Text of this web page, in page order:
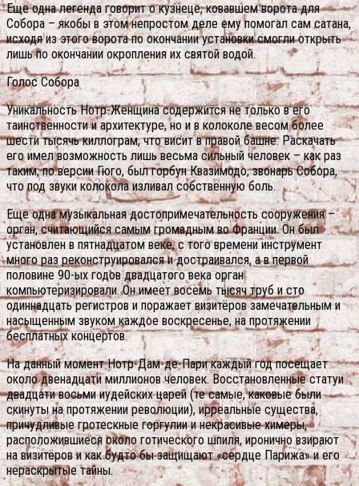
Еще одна легенда говорит о кузнеце, ковавшем ворота для
Собора – якобы в этом непростом деле ему помогал сам сатана,
исходя из этого ворота по окончании установки смогли открыть
лишь по окончании окропления их святой водой.
Голос Собора
Уникальность Нотр-Женщина содержится не только в его
таинственности и архитектуре, но и в колоколе весом более
шести тысячь киллограм, что висит в правой башне. Раскачать
его имел возможность лишь весьма сильный человек – как раз
таким, по версии Гюго, был горбун Квазимодо, звонарь Собора,
что под звуки колокола изливал собственную боль.
Еще одна музыкальная достопримечательность сооружения –
орган, считающийся самым громадным во Франции. Он был
установлен в пятнадцатом веке, с того времени инструмент
много раз реконструировался и достраивался, а в первой
половине 90-ых годов двадцатого века орган
компьютеризировали. Он имеет восемь тысяч труб и сто
одиннадцать регистров и поражает визитёров замечательным и
насыщенным звуком каждое воскресенье, на протяжении
бесплатных концертов.
На данный момент Нотр-Дам-де-Пари каждый год посещает
около двенадцати миллионов человек. Восстановленные статуи
двадцати восьми иудейских царей (те самые, каковые были
скинуты на протяжении революции), ирреальные существа,
причудливые гротескные горгулии и некрасивые химеры,
расположившиеся около готического шпиля, иронично взирают
на визитёров и как будто бы защищают «сердце Парижа» и его
нераскрытые тайны.